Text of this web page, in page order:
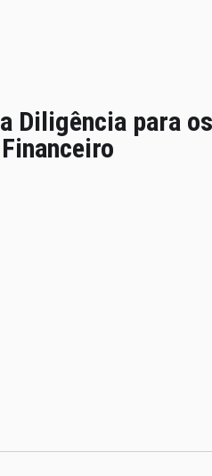
Diligência para